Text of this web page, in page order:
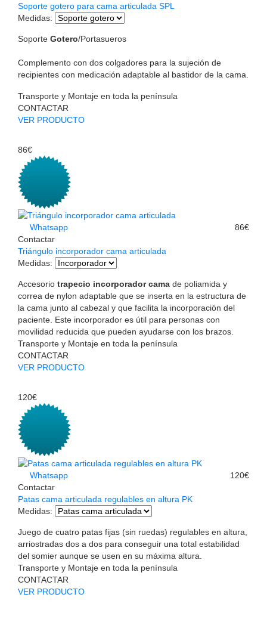
Soporte gotero para cama articulada SPL
Medidas:
Soporte Gotero/Portasueros
Complemento con dos colgadores para la sujeción de
recipientes con medicación adaptable al bastidor de la cama.
Transporte y Montaje en toda la península
CONTACTAR
VER PRODUCTO
86€
Whatsapp
Contactar
86€
Triángulo incorporador cama articulada
Medidas:
Accesorio trapecio incorporador cama de poliamida y
correa de nylon adaptable que se inserta en la estructura de
la cama junto al cabezal y que facilita la incorporación del
paciente. Este incorporador es útil para personas con
movilidad reducida que pueden ayudarse con los brazos.
Transporte y Montaje en toda la península
CONTACTAR
VER PRODUCTO
120€
Whatsapp
Contactar
120€
Patas cama articulada regulables en altura PK
Medidas:
Juego de cuatro patas fijas (sin ruedas) regulables en altura,
arriostradas dos a dos para conseguir una total estabilidad
del somier aunque se usen en su máxima altura.
Transporte y Montaje en toda la península
CONTACTAR
VER PRODUCTO